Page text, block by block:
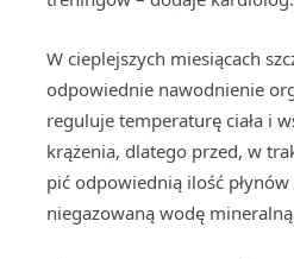
W cieplejszych miesiącach
odpowiednie nawodnienie
reguluje temperaturę ciała i
krążenia, dlatego przed, w
pić odpowiednią ilość
niegazowaną wodę